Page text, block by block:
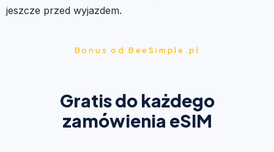
jeszcze przed wyjazdem.
Bonus od BeeSimple.pl
Gratis do każdego
zamówienia eSIM